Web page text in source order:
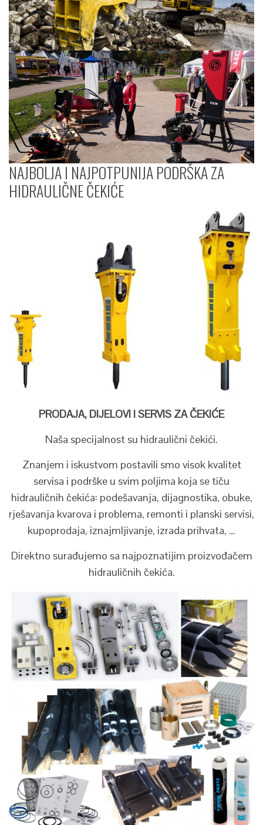
NAJBOLJA I NAJPOTPUNIJA PODRŠKA ZA
HIDRAULIČNE ČEKIĆE
PRODAJA, DIJELOVI I SERVIS ZA ČEKIĆE
Naša specijalnost su hidraulični čekići.
Znanjem i iskustvom postavili smo visok kvalitet
servisa i podrške u svim poljima koja se tiču
hidrauličnih čekića: podešavanja, dijagnostika, obuke,
rješavanja kvarova i problema, remonti i planski servisi,
kupoprodaja, iznajmljivanje, izrada prihvata, …
Direktno surađujemo sa najpoznatijim proizvođačem
hidrauličnih čekića.